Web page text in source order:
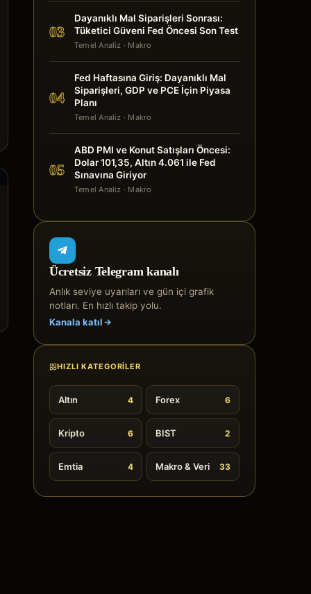
03
Dayanıklı Mal Siparişleri Sonrası:
Tüketici Güveni Fed Öncesi Son Test
Temel Analiz · Makro
04
Fed Haftasına Giriş: Dayanıklı Mal
Siparişleri, GDP ve PCE İçin Piyasa
Planı
Temel Analiz · Makro
05
ABD PMI ve Konut Satışları Öncesi:
Dolar 101,35, Altın 4.061 ile Fed
Sınavına Giriyor
Temel Analiz · Makro
Ücretsiz Telegram kanalı
Anlık seviye uyarıları ve gün içi grafik
notları. En hızlı takip yolu.
Kanala katıl
HIZLI KATEGORILER
Altın 4 Forex 6
Kripto 6 BIST 2
Emtia 4 Makro & Veri 33